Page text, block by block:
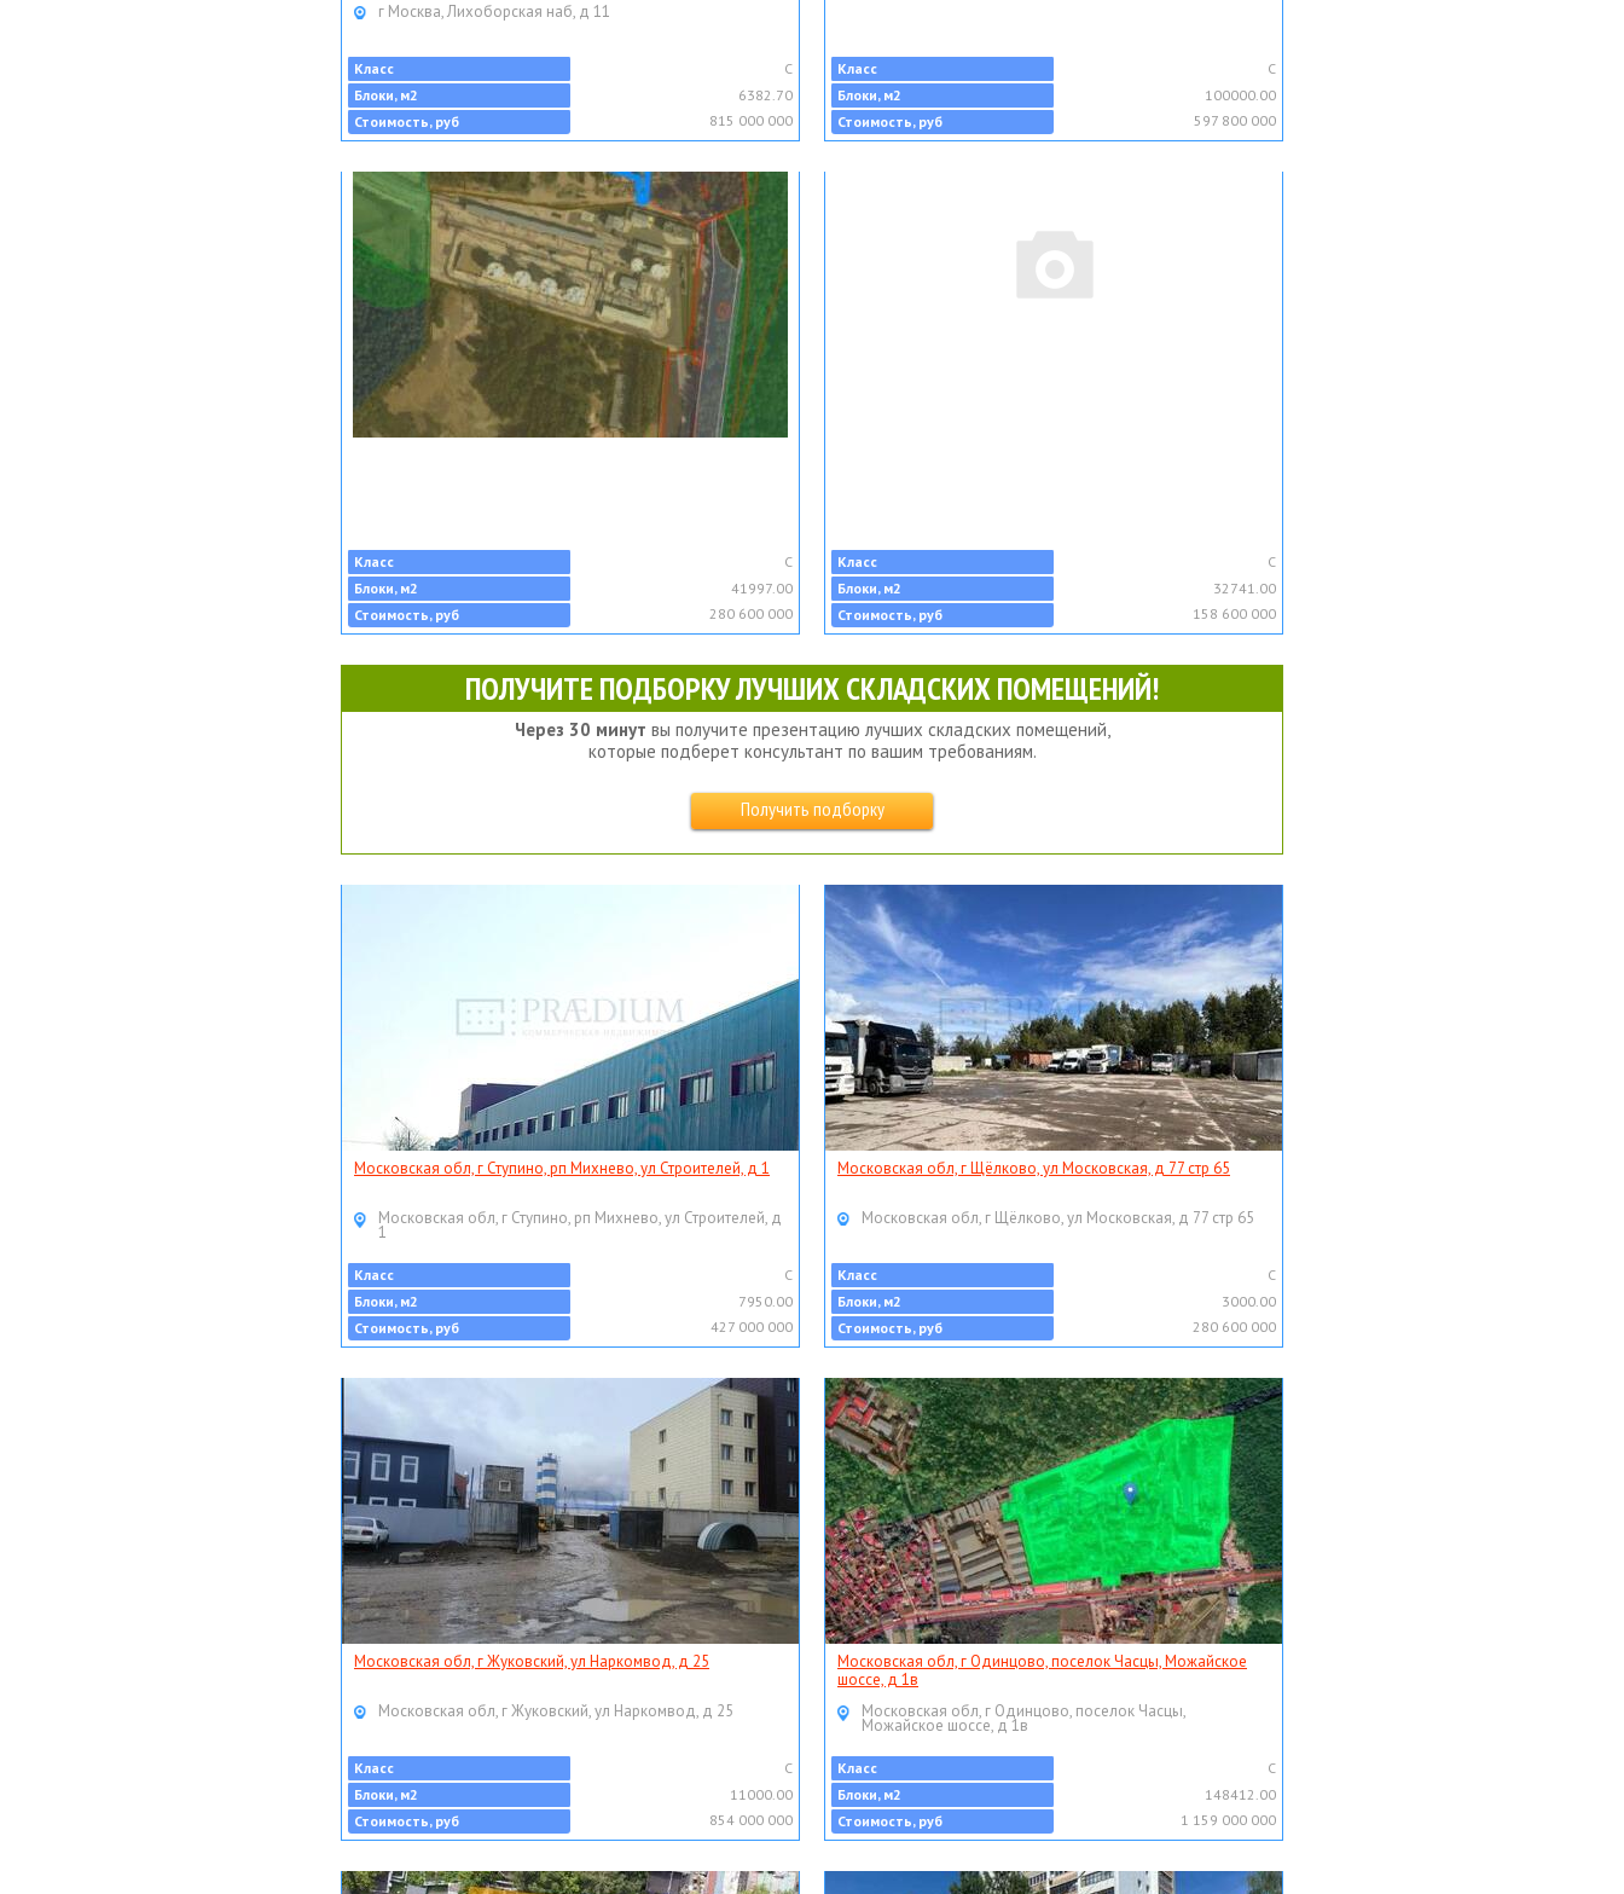
г Москва, Лихоборская наб, д 11
Класс
C
Блоки, м2
6382.70
Стоимость, руб
815 000 000
Класс
C
Блоки, м2
100000.00
Стоимость, руб
597 800 000
Класс
C
Блоки, м2
41997.00
Стоимость, руб
280 600 000
Класс
C
Блоки, м2
32741.00
Стоимость, руб
158 600 000
ПОЛУЧИТЕ ПОДБОРКУ ЛУЧШИХ СКЛАДСКИХ ПОМЕЩЕНИЙ!
Через 30 минут вы получите презентацию лучших складских помещений,
которые подберет консультант по вашим требованиям.
Получить подборку
Московская обл, г Ступино, рп Михнево, ул Строителей, д 1
Московская обл, г Ступино, рп Михнево, ул Строителей, д
1
Класс
C
Блоки, м2
7950.00
Стоимость, руб
427 000 000
Московская обл, г Щёлково, ул Московская, д 77 стр 65
Московская обл, г Щёлково, ул Московская, д 77 стр 65
Класс
C
Блоки, м2
3000.00
Стоимость, руб
280 600 000
Московская обл, г Жуковский, ул Наркомвод, д 25
Московская обл, г Жуковский, ул Наркомвод, д 25
Класс
C
Блоки, м2
11000.00
Стоимость, руб
854 000 000
Московская обл, г Одинцово, поселок Часцы, Можайское
шоссе, д 1в
Московская обл, г Одинцово, поселок Часцы,
Можайское шоссе, д 1в
Класс
C
Блоки, м2
148412.00
Стоимость, руб
1 159 000 000